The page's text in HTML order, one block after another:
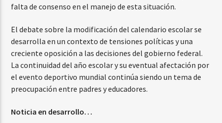
falta de consenso en el manejo de esta situación.
El debate sobre la modificación del calendario escolar se
desarrolla en un contexto de tensiones políticas y una
creciente oposición a las decisiones del gobierno federal.
La continuidad del año escolar y su eventual afectación por
el evento deportivo mundial continúa siendo un tema de
preocupación entre padres y educadores.
Noticia en desarrollo…